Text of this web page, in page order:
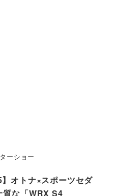
ーショー
】オトナ×スポーツセダ
質な「WRX S4